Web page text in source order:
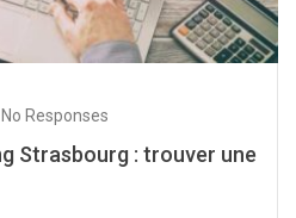
No Responses
Strasbourg : trouver une